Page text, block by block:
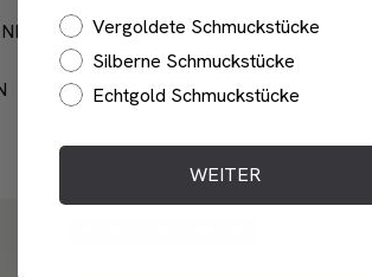
Vergoldete Schmuckstücke
Silberne Schmuckstücke
Echtgold Schmuckstücke
WEITER